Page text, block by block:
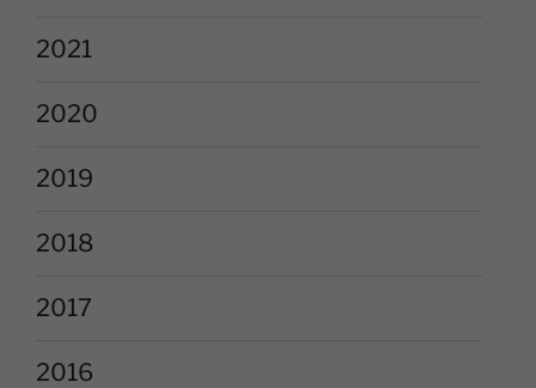
2021
2020
2019
2018
2017
2016